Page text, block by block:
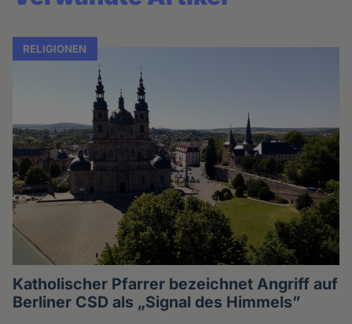
RELIGIONEN
Katholischer Pfarrer bezeichnet Angriff auf
Berliner CSD als „Signal des Himmels”